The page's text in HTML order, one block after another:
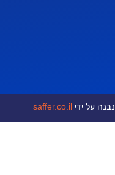
saffer.co.il